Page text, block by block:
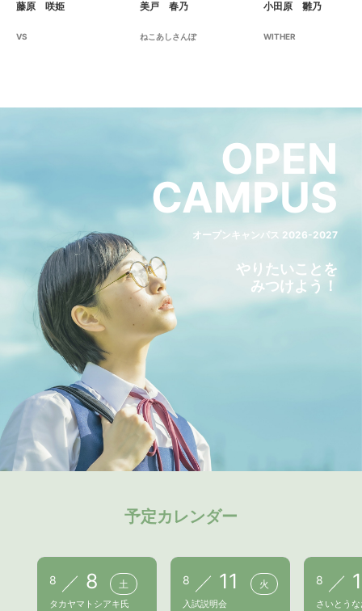
藤原 咲姫
VS
美戸 春乃
ねこあしさんぽ
小田原 雛乃
WITHER
OPEN
CAMPUS
オープンキャンパス 2026-2027
やりたいことを
みつけよう！
予定カレンダー
8 8 土
タカヤマトシアキ氏
8 11 火
入試説明会
8
さいとう